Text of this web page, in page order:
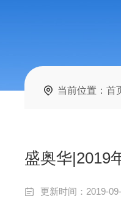
当前位置：首
盛奥华|2019
更新时间：2019-